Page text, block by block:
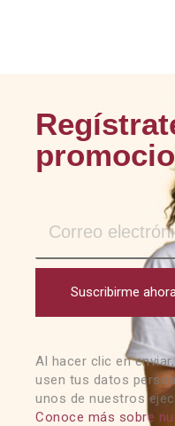
Suscribirme
Al hacer clic en
usen tus datos
unos de nuestros
Conoce más sobre